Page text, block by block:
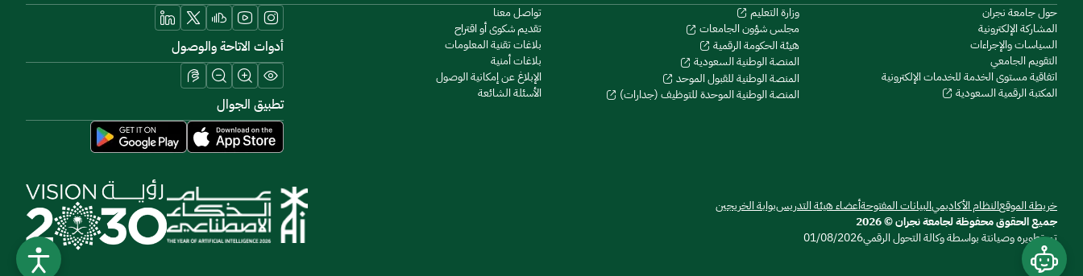
حول جامعة نجران
المشاركة الإلكترونية
السياسات والإجراءات
التقويم الجامعي
اتفاقية مستوى الخدمة للخدمات الإلكترونية
المكتبة الرقمية السعودية
وزارة التعليم
مجلس شؤون الجامعات
هيئة الحكومة الرقمية
المنصة الوطنية السعودية
المنصة الوطنية للقبول الموحد
المنصة الوطنية الموحدة للتوظيف (جدارات)
تواصل معنا
تقديم شكوى أو اقتراح
بلاغات تقنية المعلومات
بلاغات أمنية
الإبلاغ عن إمكانية الوصول
الأسئلة الشائعة
أدوات الاتاحة والوصول
تطبيق الجوال
خريطة الموقعالنظام الأكاديميالبيانات المفتوحةأعضاء هيئة التدريسبوابة الخريجين
جميع الحقوق محفوظة لجامعة نجران © 2026
تم تطويره وصيانتة بواسطة وكالة التحول الرقمي01/08/2026